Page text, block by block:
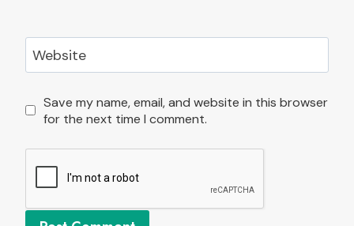
Website
Save my name, email, and website in this browser
for the next time I comment.